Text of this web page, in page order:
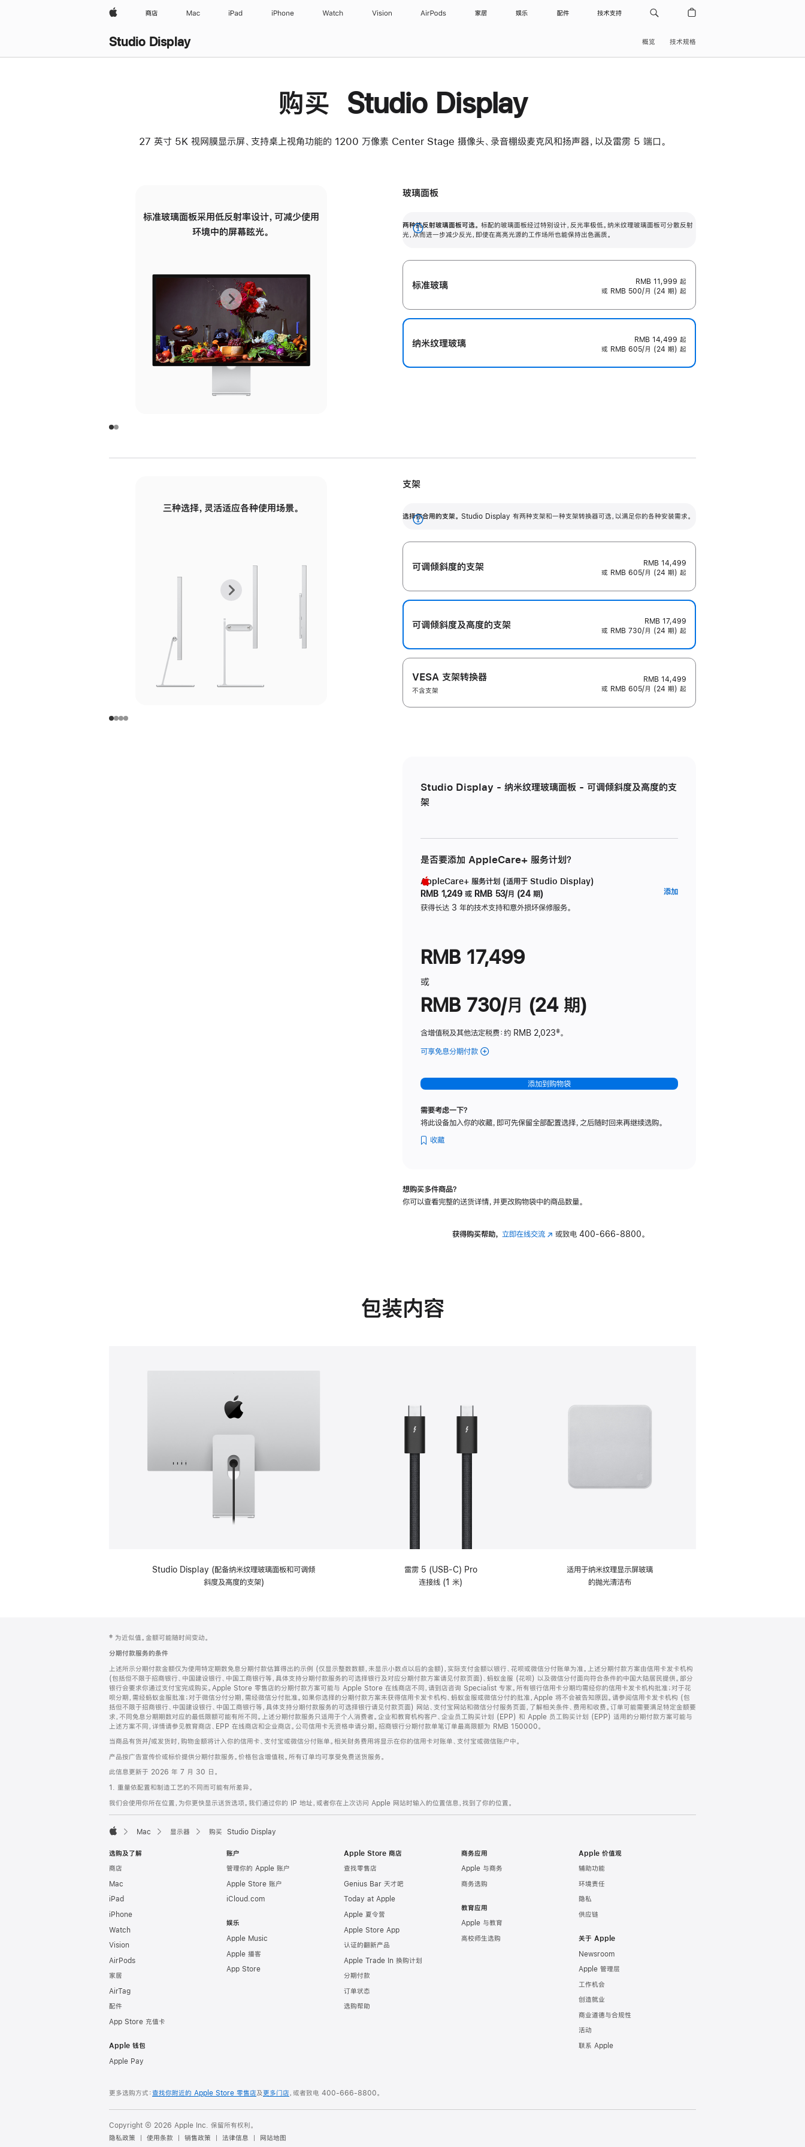
Apple 商店 Mac iPad iPhone Watch Vision AirPods 家居 娱乐 配件 技术支持
Studio Display 概览 技术规格
购买 Studio Display
27 英寸 5K 视网膜显示屏、支持桌上视角功能的 1200 万像素 Center Stage 摄像头、录音棚级麦克风和扬声器，以及雷雳 5 端口。
标准玻璃面板采用低反射率设计，可减少使用
环境中的屏幕眩光。
有高亮光源的场所使用，也能保持出色画质。
上
一
张
图
面
下
一
张
图
面
玻璃面板
两种抗反射玻璃面板可选。 标配的玻璃面板经过特别设计，反光率极低。纳米纹理玻璃面板可分散反射
光，从而进一步减少反光，即使在高亮光源的工作场所也能保持出色画质。
展
标准玻璃 RMB 11,999 起
或 RMB 500/月 (24 期) 起
纳米纹理玻璃 RMB 14,499 起
或 RMB 605/月 (24 期) 起
三种选择，灵活适应各种使用场景。
调节范围。
毫米的高度调节范围。
上
张
下
张
支架
选择你合用的支架。 Studio Display 有两种支架和一种支架转换器可选，以满足你的各种安装需求。
展
开
可调倾斜度的支架
RMB 14,499
或 RMB 605/月 (24 期) 起
可调倾斜度及高‍度的支‍架
RMB 17,499
或 RMB 730/月 (24 期) 起
VESA 支架转换器
不含支架
RMB 14,499
或 RMB 605/月 (24 期) 起
Studio Display - 纳米纹理玻璃面板 - 可调倾斜度及高度的支
架
是否要添加 AppleCare+ 服务计划？
AppleCare+ 服务计划 (适用于 Studio Display)
RMB 1,249 或 RMB 53/月 (24 期)
获得长达 3 年的技术支持和意外损坏保修服务。
添加
RMB 17,499
或
RMB 730/月 (24 期)
含增值税及其他法定税费：约 RMB 2,023脚
‡。
可享免息分期付款 (Studio
-
纳
理
可
斜
添加到购物袋
需要考虑一下？
将此设备加入你的收藏，即可先保留全部配置选择，之后随时回来再继续选购。
收藏
想购买多件商品？
你可以查看完整的送货详情，并更改购物袋中的商品数量。
获得购买帮助， 立即在线交流(在 或致电400-666-8800。
包装内容
Studio Display (配备纳米纹理玻璃面板和可调倾
斜度及高度的支架)
雷雳 5 (USB-C) Pro
连接线 (1 米)
适用于纳米纹理显示屏玻璃
的抛光清洁布
页
脚
注
‡ 为近似值。金额可能随时间变动。
分期付款服务的条件
上述所示分期付款金额仅为使用特定期数免息分期付款估算得出的示例 (仅显示整数数额，未显示小数点以后的金额)，实际支付金额以银行、花呗或微信分付账单为准。上述分期付款方案由信用卡发卡机构
(包括但不限于招商银行、中国建设银行、中国工商银行等，具体支持分期付款服务的可选择银行及对应分期付款方案请见付款页面)、蚂蚁金服 (花呗) 以及微信分付面向符合条件的中国大陆居民提供。部分
银行会要求你通过支付宝完成购买。Apple Store 零售店的分期付款方案可能与 Apple Store 在线商店不同，请到店咨询 Specialist 专家。所有银行信用卡分期均需经你的信用卡发卡机构批准；对于花
呗分期，需经蚂蚁金服批准；对于微信分付分期，需经微信分付批准。如果你选择的分期付款方案未获得信用卡发卡机构、蚂蚁金服或微信分付的批准，Apple 将不会被告知原因。请参阅信用卡发卡机构 (包
括但不限于招商银行、中国建设银行、中国工商银行等，具体支持分期付款服务的可选择银行请见付款页面) 网站、支付宝网站和微信分付服务页面，了解相关条件、费用和收费。订单可能需要满足特定金额要
求，不同免息分期期数对应的最低限额可能有所不同。上述分期付款服务只适用于个人消费者。企业和教育机构客户、企业员工购买计划 (EPP) 和 Apple 员工购买计划 (EPP) 适用的分期付款方案可能与
上述方案不同，详情请参见教育商店、EPP 在线商店和企业商店。公司信用卡无资格申请分期。招商银行分期付款单笔订单最高限额为 RMB 150000。
当商品有货并/或发货时，购物金额将计入你的信用卡、支付宝或微信分付账单。相关财务费用将显示在你的信用卡对账单、支付宝或微信账户中。
产品按广告宣传价或标价提供分期付款服务。价格包含增值税。所有订单均可享受免费送货服务。
此信息更新于 2026 年 7 月 30 日。
1. 重量依配置和制造工艺的不同而可能有所差异。
我们会使用你所在位置，为你更快显示送货选项。我们通过你的 IP 地址，或者你在上次访问 Apple 网站时输入的位置信息，找到了你的位置。
Mac 显示器 购买 Studio Display
选购及了解
商店
Mac
iPad
iPhone
Watch
Vision
AirPods
家居
AirTag
配件
App Store 充值卡
Apple 钱包
Apple Pay
账户
管理你的 Apple 账户
Apple Store 账户
iCloud.com
娱乐
Apple Music
Apple 播客
App Store
Apple Store 商店
查找零售店
Genius Bar 天才吧
Today at Apple
Apple 夏令营
Apple Store App
认证的翻新产品
Apple Trade In 换购计划
分期付款
订单状态
选购帮助
商务应用
Apple 与商务
商务选购
教育应用
Apple 与教育
高校师生选购
Apple 价值观
辅助功能
环境责任
隐私
供应链
关于 Apple
Newsroom
Apple 管理层
工作机会
创造就业
商业道德与合规性
活动
联系 Apple
更多选购方式：查找你附近的 Apple Store 零售店及更多门店，或者致电 400-666-8800。
Copyright © 2026 Apple Inc. 保留所有权利。
隐私政策
使用条款 销售政策 法律信息 网站地图